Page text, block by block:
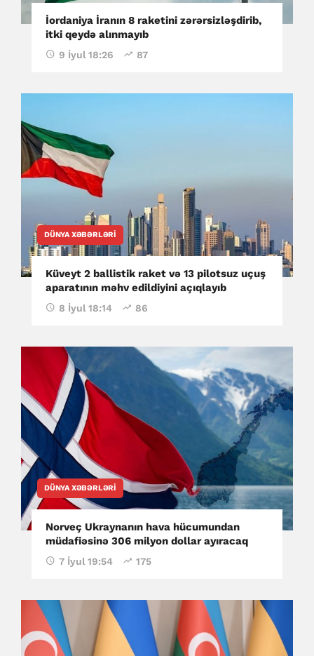
İordaniya İranın 8 raketini zərərsizləşdirib,
itki qeydə alınmayıb
9 İyul 18:26 87
DÜNYA XƏBƏRLƏRI
Küveyt 2 ballistik raket və 13 pilotsuz uçuş
aparatının məhv edildiyini açıqlayıb
8 İyul 18:14 86
DÜNYA XƏBƏRLƏRI
Norveç Ukraynanın hava hücumundan
müdafiəsinə 306 milyon dollar ayıracaq
7 İyul 19:54 175